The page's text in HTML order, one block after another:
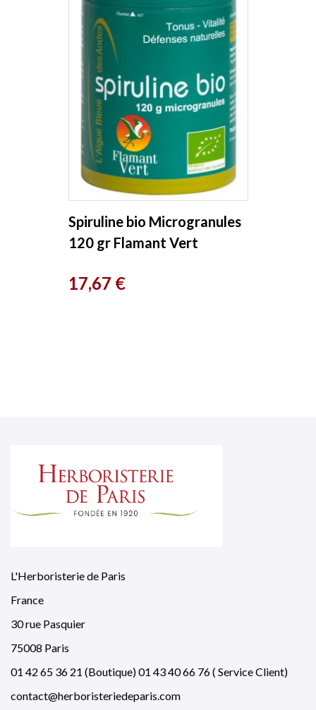
Spiruline bio Microgranules
120 gr Flamant Vert
Prix
17,67 €
L'Herboristerie de Paris
France
30 rue Pasquier
75008 Paris
01 42 65 36 21 (Boutique) 01 43 40 66 76 ( Service Client)
contact@herboristeriedeparis.com